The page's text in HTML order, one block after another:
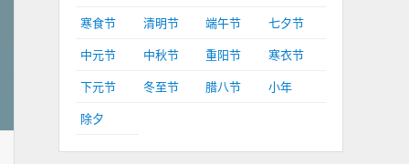
寒食节
清明节 端午节
七夕节
中元节
中秋节 重阳节
寒衣节
下元节
冬至节 腊八节
小年
除夕